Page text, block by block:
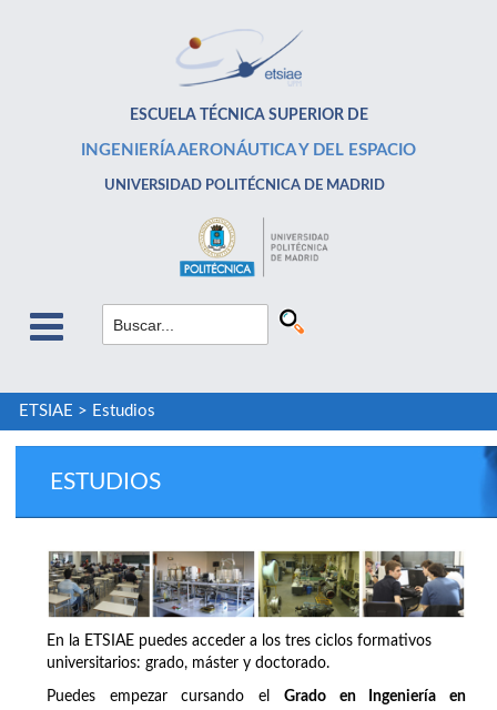
ESCUELA TÉCNICA SUPERIOR DE
INGENIERÍA AERONÁUTICA Y DEL ESPACIO
UNIVERSIDAD POLITÉCNICA DE MADRID
ETSIAE > Estudios
ESTUDIOS
En la ETSIAE puedes acceder a los tres ciclos formativos
universitarios: grado, máster y doctorado.
Puedes empezar cursando el Grado en Ingeniería en